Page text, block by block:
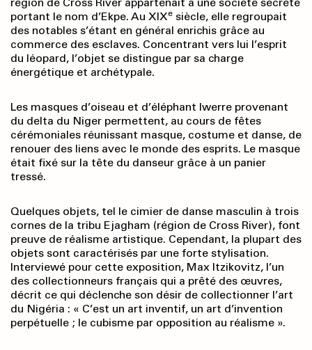
portant le nom d’Ekpe. Au XIXe siècle, elle regroupait
des notables s’étant en général enrichis grâce au
commerce des esclaves. Concentrant vers lui l’esprit
du léopard, l’objet se distingue par sa charge
énergétique et archétypale.
Les masques d’oiseau et d’éléphant Iwerre provenant
du delta du Niger permettent, au cours de fêtes
cérémoniales réunissant masque, costume et danse, de
renouer des liens avec le monde des esprits. Le masque
était fixé sur la tête du danseur grâce à un panier
tressé.
Quelques objets, tel le cimier de danse masculin à trois
cornes de la tribu Ejagham (région de Cross River), font
preuve de réalisme artistique. Cependant, la plupart des
objets sont caractérisés par une forte stylisation.
Interviewé pour cette exposition, Max Itzikovitz, l’un
des collectionneurs français qui a prêté des œuvres,
décrit ce qui déclenche son désir de collectionner l’art
du Nigéria : « C’est un art inventif, un art d’invention
perpétuelle ; le cubisme par opposition au réalisme ».